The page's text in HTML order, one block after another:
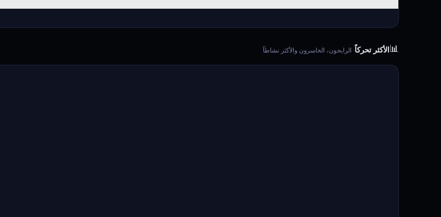
📊الأكثر تحركاً· الرابحون، الخاسرون والأكثر نشاطاً